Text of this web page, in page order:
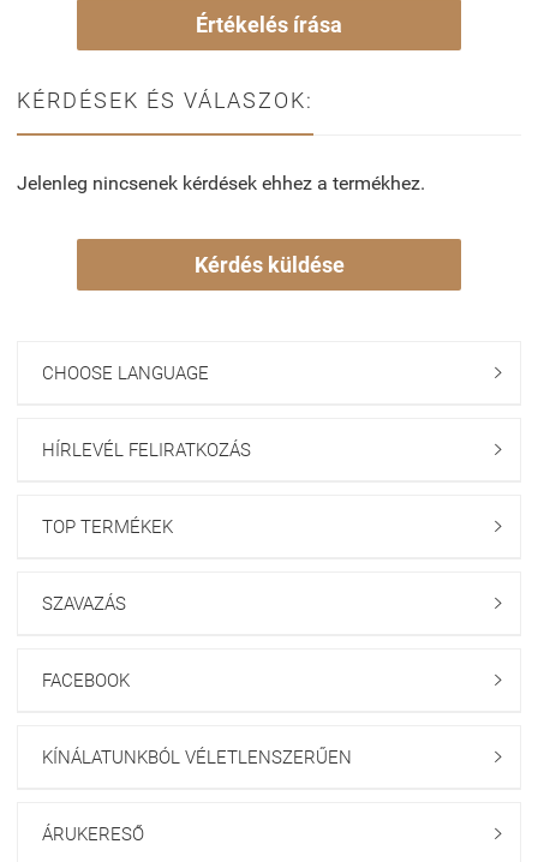
Értékelés írása
KÉRDÉSEK ÉS VÁLASZOK:
Jelenleg nincsenek kérdések ehhez a termékhez.
Kérdés küldése
CHOOSE LANGUAGE 
HÍRLEVÉL FELIRATKOZÁS 
TOP TERMÉKEK 
SZAVAZÁS 
FACEBOOK 
KÍNÁLATUNKBÓL VÉLETLENSZERŰEN 
ÁRUKERESŐ 